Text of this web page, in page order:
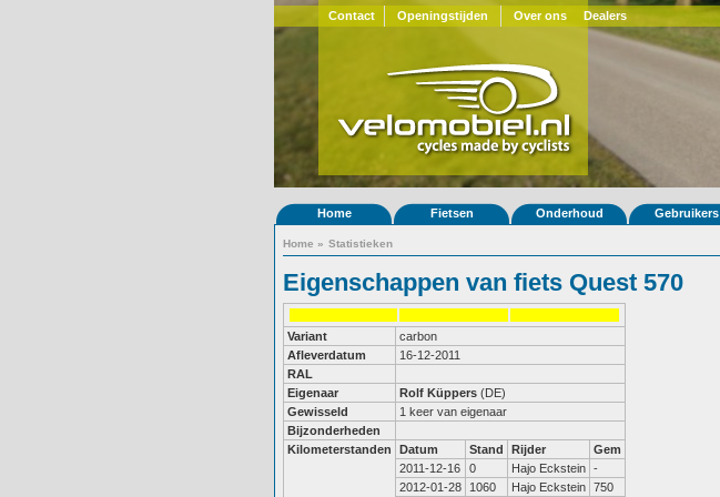
Contact Openingstijden Over ons Dealers
Home Fietsen Onderhoud Gebruikers
Home » Statistieken
Eigenschappen van fiets Quest 570
Variant
carbon
Afleverdatum
16-12-2011
RAL
Eigenaar
Rolf Küppers (DE)
Gewisseld
1 keer van eigenaar
Bijzonderheden
Kilometerstanden
Datum Stand Rijder
Gem
2011-12-16
0 Hajo Eckstein -
2012-01-28
1060 Hajo Eckstein 750